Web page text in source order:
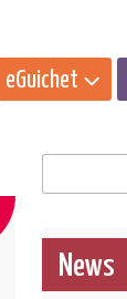
eGuichet
News